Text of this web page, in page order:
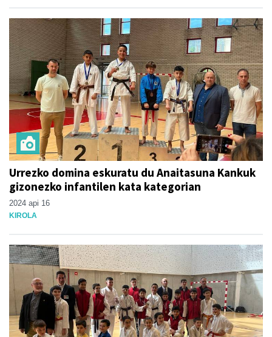
Urrezko domina eskuratu du Anaitasuna Kankuk
gizonezko infantilen kata kategorian
2024 api 16
KIROLA